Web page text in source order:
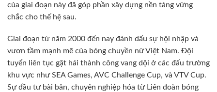
của giai đoạn này đã góp phần xây dựng nền tảng vững
chắc cho thế hệ sau.
Giai đoạn từ năm 2000 đến nay đánh dấu sự hội nhập và
vươn tầm mạnh mẽ của bóng chuyền nữ Việt Nam. Đội
tuyển liên tục gặt hái thành công vang dội ở các đấu trường
khu vực như SEA Games, AVC Challenge Cup, và VTV Cup.
Sự đầu tư bài bản, chuyên nghiệp hóa từ Liên đoàn bóng